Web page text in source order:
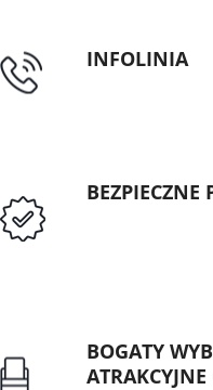
INFOLINIA
BEZPIECZNE
BOGATY
ATRAKCYJNE